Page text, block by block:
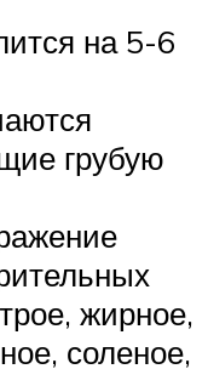
на 5-6
грубую
жирное,
соленое,